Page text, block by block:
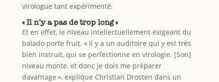
virologue tant expérimenté.
« Il n’y a pas de trop long »
Et en effet, le niveau intellectuellement exigeant du
balado porte fruit. « Il y a un auditoire qui y est très
bien instruit, qui se perfectionne en virologie. [Son]
niveau monte, et donc je dois me préparer
davantage », explique Christian Drosten dans un